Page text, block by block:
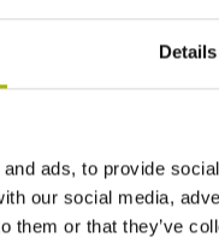
Details
ads, to provide
our social media,
them or that they’ve
全ての情報を出力しま
きたら大変便利です。
備の修理および保守の
の実用的なオプション